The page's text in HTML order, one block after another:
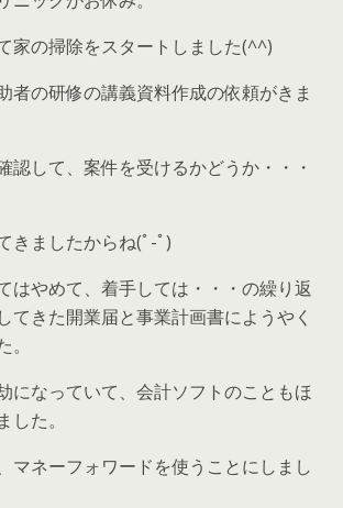
家の掃除をスタートしました(^^)
者の研修の講義資料作成の依頼がきま
認して、案件を受けるかどうか・・・
きましたからね(ﾟ-ﾟ)
はやめて、着手しては・・・の繰り返
てきた開業届と事業計画書にようやく
になっていて、会計ソフトのこともほ
した。
マネーフォワードを使うことにしまし